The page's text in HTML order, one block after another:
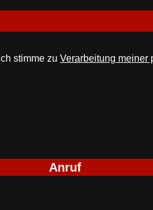
Ich stimme zu Verarbeitung meiner
Anruf